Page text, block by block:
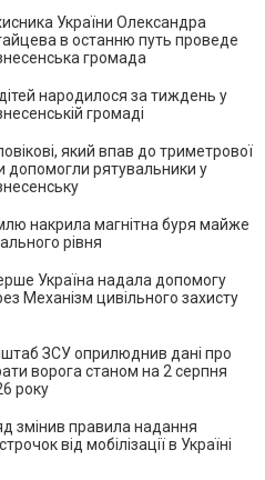
України Олександра
в останню путь проведе
громада
народилося за тиждень у
громаді
який впав до триметрової
допомогли рятувальники у
накрила магнітна буря майже
рівня
Україна надала допомогу
Механізм цивільного захисту
ЗСУ оприлюднив дані про
ворога станом на 2 серпня
року
змінив правила надання
від мобілізації в Україні